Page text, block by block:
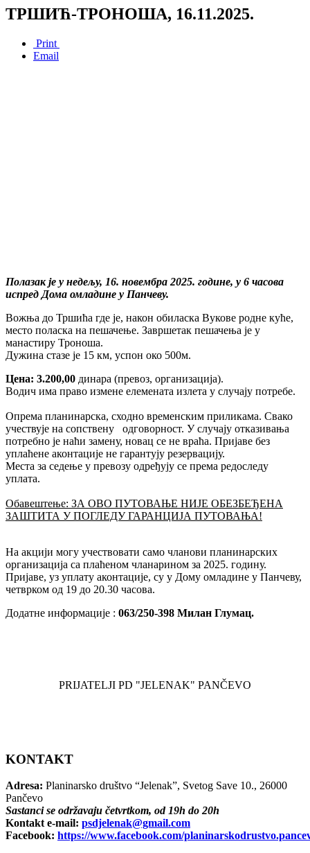
ТРШИЋ-ТРОНОША, 16.11.2025.
Print
Email
Полазак је у недељу, 16. новембра 2025. године, у 6 часова
испред Дома омладине у Панчеву.
Вожња до Тршића где је, након обиласка Вукове родне куће,
место поласка на пешачење. Завршетак пешачења је у
манастиру Троноша.
Дужина стазе је 15 км, успон око 500м.
Цена: 3.200,00 динара (превоз, организација).
Водич има право измене елемената излета у случају потребе.
Опрема планинарска, сходно временским приликама. Свако
учествује на сопствену одговорност. У случају отказивања
потребно је наћи замену, новац се не враћа. Пријаве без
уплаћене аконтације не гарантују резервацију.
Места за седење у превозу одређују се према редоследу
уплата.
Обавештење: ЗА ОВО ПУТОВАЊЕ НИЈЕ ОБЕЗБЕЂЕНА
ЗАШТИТА У ПОГЛЕДУ ГАРАНЦИЈА ПУТОВАЊА!
На акцији могу учествовати само чланови планинарских
организација са плаћеном чланарином за 2025. годину.
Пријаве, уз уплату аконтације, су у Дому омладине у Панчеву,
четврком од 19 до 20.30 часова.
Додатне информације : 063/250-398 Милан Глумац.
PRIJATELJI PD "JELENAK" PANČEVO
KONTAKT
Adresa: Planinarsko društvo “Jelenak”, Svetog Save 10., 26000
Pančevo
Sastanci se održavaju četvrtkom, od 19h do 20h
Kontakt e-mail: psdjelenak@gmail.com
Facebook: https://www.facebook.com/